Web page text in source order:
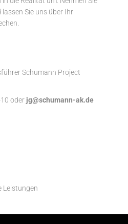
Sie uns über Ihr
Schumann Project
oder jg@schumann-ak.de
Leistungen